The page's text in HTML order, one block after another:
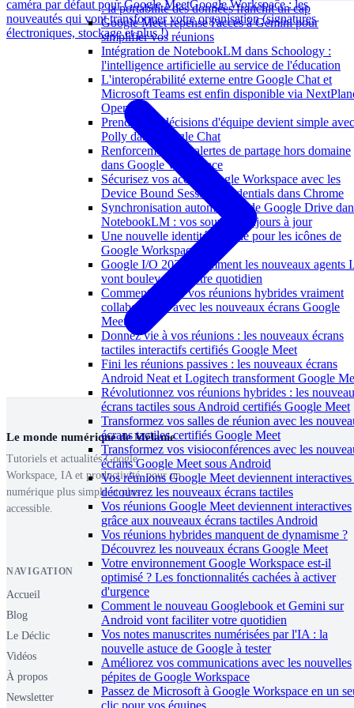
: la portabilité des données franchit un cap
Google Meet repense l'accès à Gemini pour
simplifier vos réunions
Intégration de NotebookLM dans Schoology :
l'intelligence artificielle au service de l'éducation
L'interopérabilité externe entre Google Chat et
Microsoft Teams est enfin disponible via
OpenHub
Prendre des décisions d'équipe devient simple avec
Polly dans Google Chat
Renforcement des alertes de partage hors domaine
dans Google Workspace
Sécurisez vos accès Google Workspace avec les
Device Bound Session Credentials dans Chrome
Synchronisation automatique de Google Drive
NotebookLM : vos sources toujours à jour
Une nouvelle identité visuelle pour les icônes de
Google Workspace
Google I/O 2026 : comment les nouveaux agents
vont bouleverser votre quotidien
Comment rendre vos réunions hybrides vraiment
collaboratives avec les nouveaux écrans Google
Meet
Donnez vie à vos réunions : les nouveaux écrans
tactiles interactifs certifiés Google Meet
Fini les réunions passives : les nouveaux écrans
Android Neat et Logitech transforment Google
Révolutionnez vos réunions hybrides : les
écrans tactiles sous Android certifiés Google Meet
Transformez vos salles de réunion avec les
écrans tactiles certifiés Google Meet
Transformez vos visioconférences avec les
écrans Google Meet sous Android
Vos réunions Google Meet deviennent interactives
découvrez les nouveaux écrans tactiles
Vos réunions Google Meet deviennent interactives
grâce aux nouveaux écrans tactiles Android
Vos réunions hybrides manquent de dynamisme ?
Découvrez les nouveaux écrans Google Meet
Votre environnement Google Workspace est-il
optimisé ? Les fonctionnalités cachées à activer
d'urgence
Comment le nouveau Googlebook et Gemini sur
Android vont faciliter votre quotidien
Vos notes manuscrites numérisées par l'IA : la
nouvelle astuce de Google à tester
Améliorez vos communications avec les nouvelles
pépites de Google Workspace
Passez de Microsoft à Google Workspace en un
clic pour vos équipes
caméra par défaut pour Google MeetGoogle Workspace : les
nouveautés qui vont transformer votre organisation (signatures
électroniques, stockage et plus !)
Le monde numérique de Mélanie
Tutoriels et actualités Google
Workspace, IA et productivité, pour un
numérique plus simple et plus
accessible.
NAVIGATION
Accueil
Blog
Le Déclic
Vidéos
À propos
Newsletter